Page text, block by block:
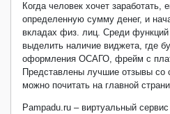
Когда человек хочет заработать,
определенную сумму денег, и
вкладах физ. лиц. Среди
выделить наличие виджета, где
оформления ОСАГО, фрейм с
Представлены лучшие отзывы со
можно почитать на главной
Pampadu.ru – виртуальный